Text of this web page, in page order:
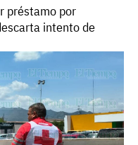
préstamo por
intento de